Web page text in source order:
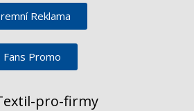
Reklama
Fans Promo
pro-firmy